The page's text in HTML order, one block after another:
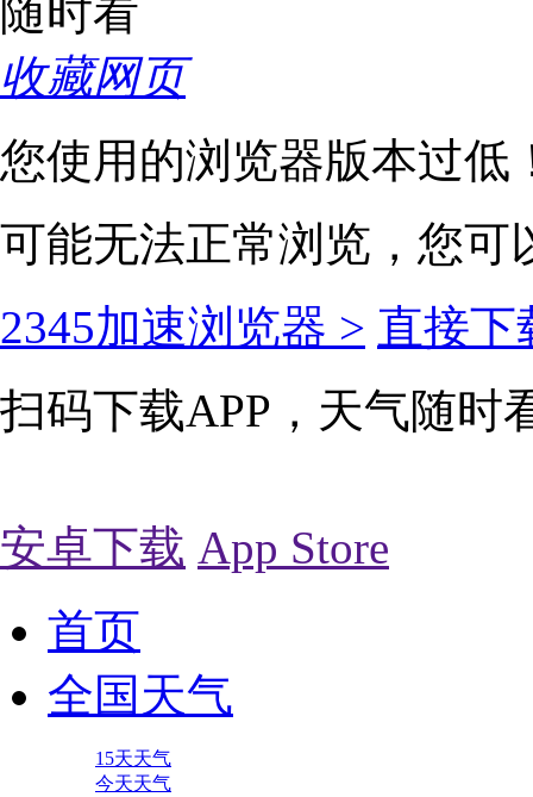
收藏网页
您使用的浏览器版本过低
可能无法正常浏览，您可
2345加速浏览器 > 直接下
扫码下载APP，天气随时
安卓下载 App Store
首页
全国天气
15天天气
今天天气